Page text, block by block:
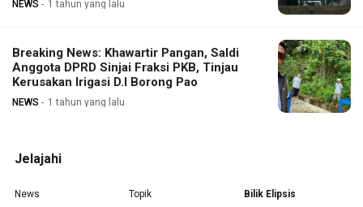
NEWS 1 tahun yang lalu
Breaking News: Khawartir Pangan, Saldi
Anggota DPRD Sinjai Fraksi PKB, Tinjau
Kerusakan Irigasi D.I Borong Pao
NEWS 1 tahun yang lalu
Jelajahi
News
Topik
Bilik Elipsis